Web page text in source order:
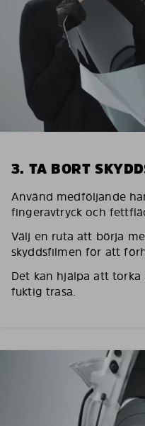
3. TA BORT
Använd medföljande
fingeravtryck och
Välj en ruta att börja
skyddsfilmen för att
Det kan hjälpa att
fuktig trasa.